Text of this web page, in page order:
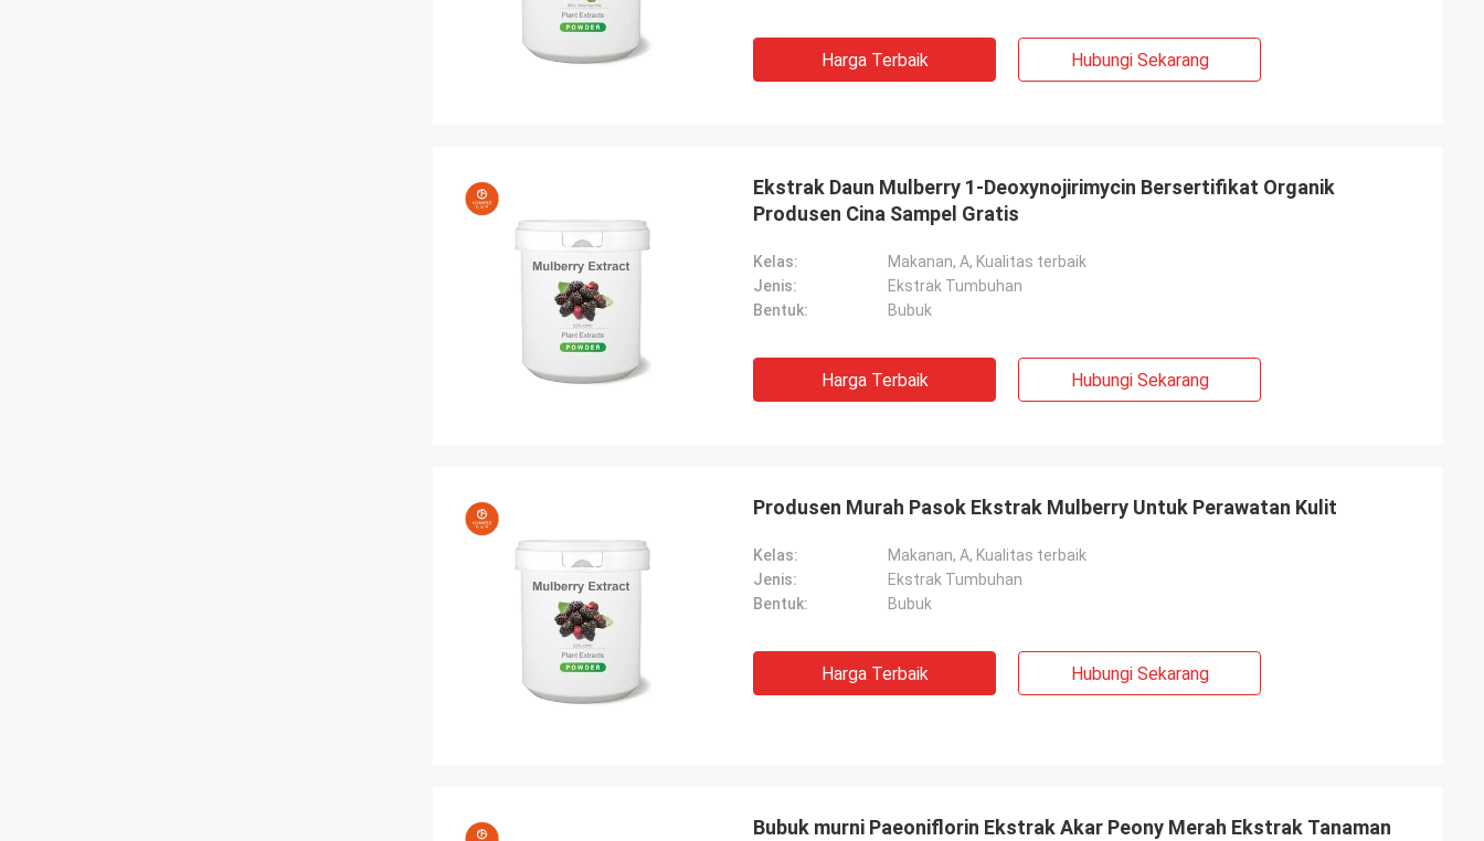
Harga Terbaik Hubungi Sekarang
Ekstrak Daun Mulberry 1-Deoxynojirimycin Bersertifikat Organik
Produsen Cina Sampel Gratis
Kelas:
Makanan, A, Kualitas terbaik
Jenis:
Ekstrak Tumbuhan
Bentuk:
Bubuk
Harga Terbaik Hubungi Sekarang
Produsen Murah Pasok Ekstrak Mulberry Untuk Perawatan Kulit
Kelas:
Makanan, A, Kualitas terbaik
Jenis:
Ekstrak Tumbuhan
Bentuk:
Bubuk
Harga Terbaik Hubungi Sekarang
Bubuk murni Paeoniflorin Ekstrak Akar Peony Merah Ekstrak Tanaman